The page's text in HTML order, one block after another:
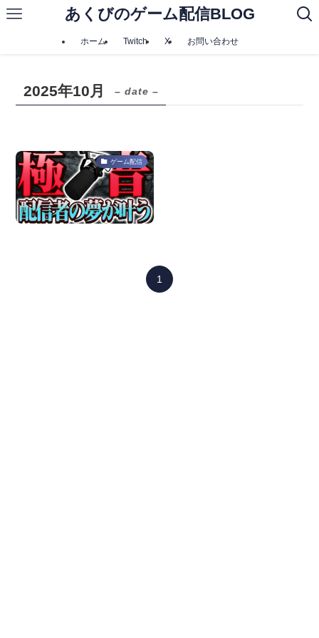
あくびのゲーム配信BLOG
ホーム Twitch X お問い合わせ
2025年10月 – date –
ゲーム配信
1